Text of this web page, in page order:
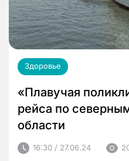
Здоровье
«Плавучая
рейса по
области
16:30 / 27.06.24